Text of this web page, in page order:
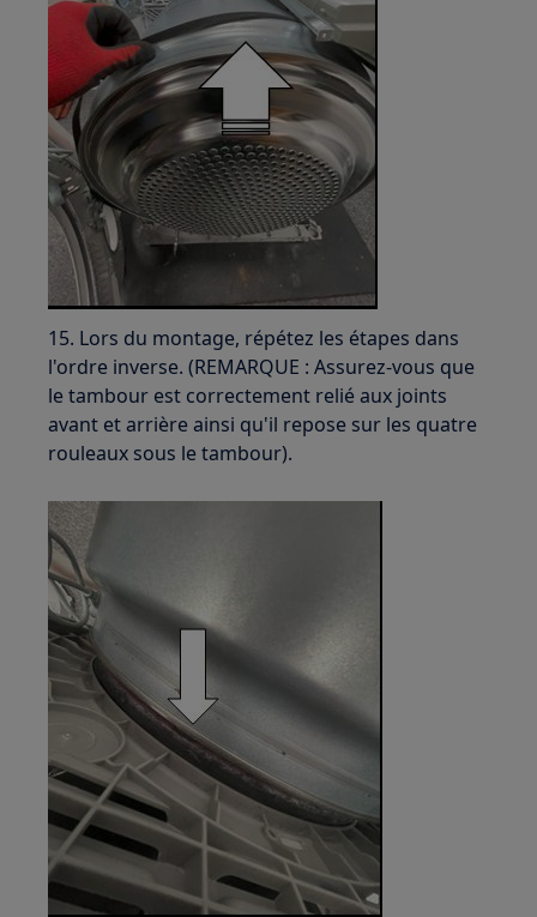
15. Lors du montage, répétez les étapes dans
l'ordre inverse. (REMARQUE : Assurez-vous que
le tambour est correctement relié aux joints
avant et arrière ainsi qu'il repose sur les quatre
rouleaux sous le tambour).